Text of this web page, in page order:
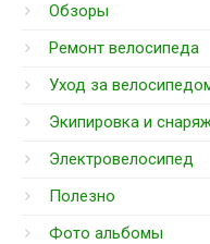
Обзоры
Ремонт велосипеда
Уход за
Экипировка и
Электровелосипед
Полезно
Фото альбомы